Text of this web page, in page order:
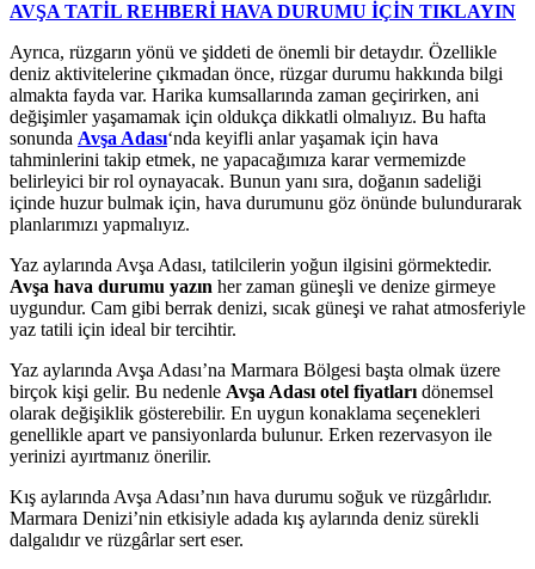
AVŞA TATİL REHBERİ HAVA DURUMU İÇİN TIKLAYIN
Ayrıca, rüzgarın yönü ve şiddeti de önemli bir detaydır. Özellikle
deniz aktivitelerine çıkmadan önce, rüzgar durumu hakkında bilgi
almakta fayda var. Harika kumsallarında zaman geçirirken, ani
değişimler yaşamamak için oldukça dikkatli olmalıyız. Bu hafta
sonunda Avşa Adası‘nda keyifli anlar yaşamak için hava
tahminlerini takip etmek, ne yapacağımıza karar vermemizde
belirleyici bir rol oynayacak. Bunun yanı sıra, doğanın sadeliği
içinde huzur bulmak için, hava durumunu göz önünde bulundurarak
planlarımızı yapmalıyız.
Yaz aylarında Avşa Adası, tatilcilerin yoğun ilgisini görmektedir.
Avşa hava durumu yazın her zaman güneşli ve denize girmeye
uygundur. Cam gibi berrak denizi, sıcak güneşi ve rahat atmosferiyle
yaz tatili için ideal bir tercihtir.
Yaz aylarında Avşa Adası’na Marmara Bölgesi başta olmak üzere
birçok kişi gelir. Bu nedenle Avşa Adası otel fiyatlarıdönemsel
olarak değişiklik gösterebilir. En uygun konaklama seçenekleri
genellikle apart ve pansiyonlarda bulunur. Erken rezervasyon ile
yerinizi ayırtmanız önerilir.
Kış aylarında Avşa Adası’nın hava durumu soğuk ve rüzgârlıdır.
Marmara Denizi’nin etkisiyle adada kış aylarında deniz sürekli
dalgalıdır ve rüzgârlar sert eser.